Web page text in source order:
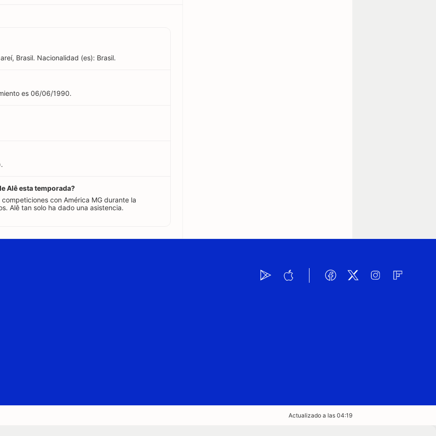
Brasil. Nacionalidad (es): Brasil.
es 06/06/1990.
Alê esta temporada?
con América MG durante la
Alê tan solo ha dado una asistencia.
Actualizado a las 04:19